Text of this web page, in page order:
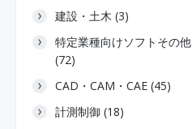
建設・土木 (3)
特定業種向けソフトその他
(72)
CAD・CAM・CAE (45)
計測制御 (18)